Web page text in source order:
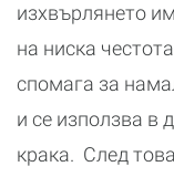
изхвърлянето
на ниска
спомага за
и се използва в
крака. След